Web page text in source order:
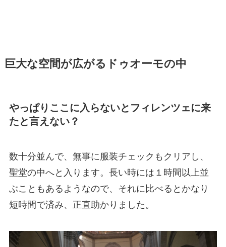
巨大な空間が広がるドゥオーモの中
やっぱりここに入らないとフィレンツェに来
たと言えない？
数十分並んで、無事に服装チェックもクリアし、
聖堂の中へと入ります。長い時には１時間以上並
ぶこともあるようなので、それに比べるとかなり
短時間で済み、正直助かりました。